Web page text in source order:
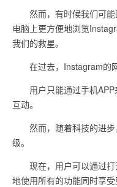
然而，有时候我们可能
电脑上更方便地浏览
我们的救星。
在过去，Instagram的网
用户只能通过手机APP
互动。
然而，随着科技的进步
级。
现在，用户可以通过打
地使用所有的功能同时享受